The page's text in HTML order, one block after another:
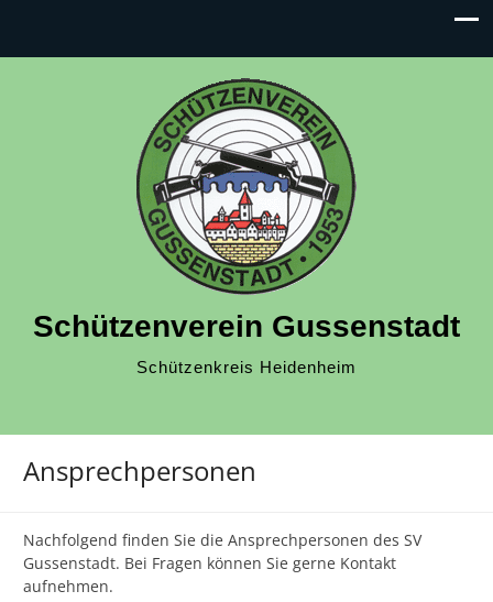
Schützenverein Gussenstadt
Schützenkreis Heidenheim
Ansprechpersonen
Nachfolgend finden Sie die Ansprechpersonen des SV
Gussenstadt. Bei Fragen können Sie gerne Kontakt
aufnehmen.